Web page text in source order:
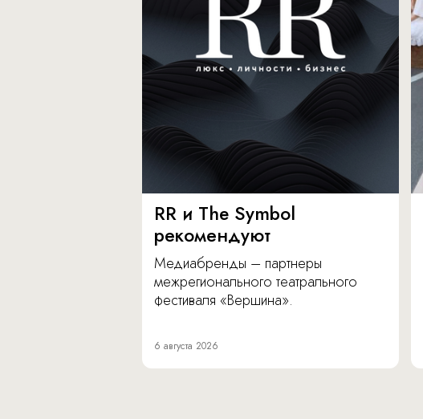
RR и The Symbol
рекомендуют
Медиабренды – партнеры
межрегионального театрального
фестиваля «Вершина».
6 августа 2026